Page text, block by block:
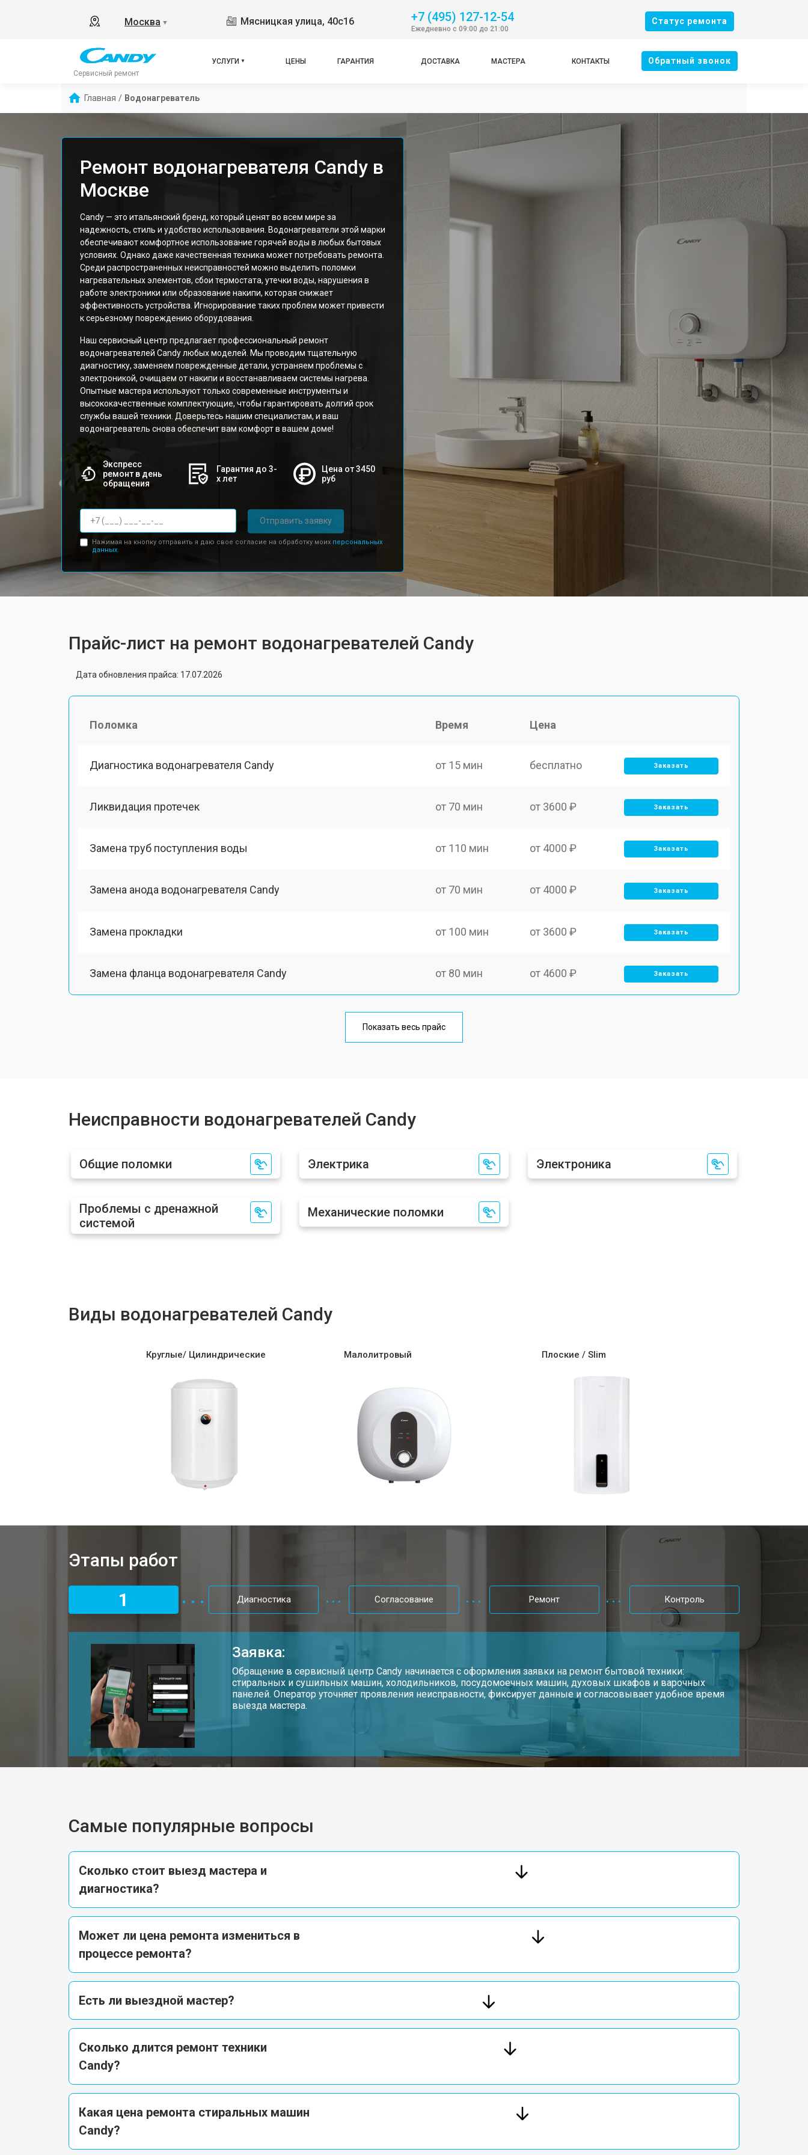
Москва ▼ Мясницкая улица, 40с16 +7 (495) 127-12-54
Ежедневно с 09:00 до 21:00
Cтатус ремонта
Сервисный ремонт
УСЛУГИ ЦЕНЫ ГАРАНТИЯ ДОСТАВКА МАСТЕРА КОНТАКТЫ Oбратный звонок
Главная / Водонагреватель
Ремонт водонагревателя Candy в
Москве
Candy — это итальянский бренд, который ценят во всем мире за
надежность, стиль и удобство использования. Водонагреватели этой марки
обеспечивают комфортное использование горячей воды в любых бытовых
условиях. Однако даже качественная техника может потребовать ремонта.
Среди распространенных неисправностей можно выделить поломки
нагревательных элементов, сбои термостата, утечки воды, нарушения в
работе электроники или образование накипи, которая снижает
эффективность устройства. Игнорирование таких проблем может привести
к серьезному повреждению оборудования.
Наш сервисный центр предлагает профессиональный ремонт
водонагревателей Candy любых моделей. Мы проводим тщательную
диагностику, заменяем поврежденные детали, устраняем проблемы с
электроникой, очищаем от накипи и восстанавливаем системы нагрева.
Опытные мастера используют только современные инструменты и
высококачественные комплектующие, чтобы гарантировать долгий срок
службы вашей техники. Доверьтесь нашим специалистам, и ваш
водонагреватель снова обеспечит вам комфорт в вашем доме!
Экспресс
ремонт в день
обращения
Гарантия до 3-
х лет
Цена от 3450
руб
Отправить заявку
Нажимая на кнопку отправить я даю свое согласие на обработку моих персональных
данных.
Прайс-лист на ремонт водонагревателей Candy
Дата обновления прайса: 17.07.2026
Поломка Время Цена
Диагностика водонагревателя Candy от 15 мин бесплатно Заказать
Ликвидация протечек от 70 мин от 3600 ₽ Заказать
Замена труб поступления воды от 110 мин от 4000 ₽ Заказать
Замена анода водонагревателя Candy от 70 мин от 4000 ₽ Заказать
Замена прокладки от 100 мин от 3600 ₽ Заказать
Замена фланца водонагревателя Candy от 80 мин от 4600 ₽ Заказать
от 110 мин
Замена терморегулятора от 100 мин от 3550 ₽ Заказать
Замена ТЭН водонагревателя Candy от 90 мин
Ремонт электропроводки
Замена платы управления от 70 мин
Показать весь прайс
Неисправности водонагревателей Candy
Общие поломки Электрика Электроника
Проблемы с дренажной
системой
Механические поломки
Виды водонагревателей Candy
Круглые/ Цилиндрические Малолитровый Плоские / Slim
Этапы работ
1
Диагностика Согласование Ремонт Контроль
Заявка:
Обращение в сервисный центр Candy начинается с оформления заявки на ремонт бытовой техники:
стиральных и сушильных машин, холодильников, посудомоечных машин, духовых шкафов и варочных
панелей. Оператор уточняет проявления неисправности, фиксирует данные и согласовывает удобное время
выезда мастера.
Самые популярные вопросы
Сколько стоит выезд мастера и
диагностика?
Может ли цена ремонта измениться в
процессе ремонта?
Есть ли выездной мастер?
Сколько длится ремонт техники
Candy?
Какая цена ремонта стиральных машин
Candy?